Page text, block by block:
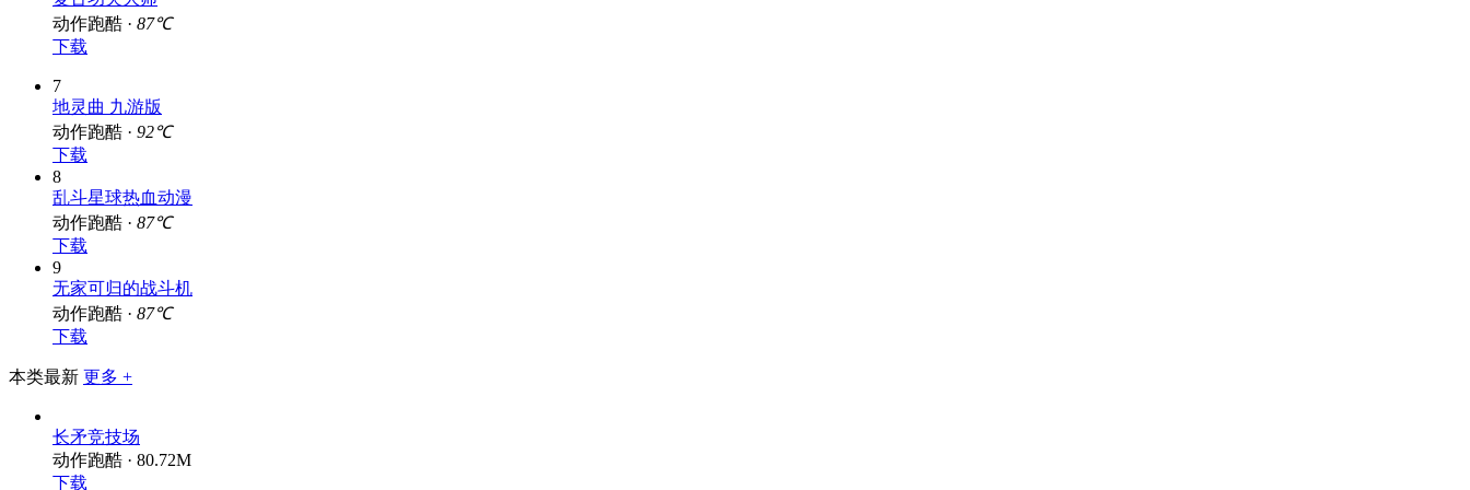
动作跑酷 · 87℃
下载
7
地灵曲 九游版
动作跑酷 · 92℃
下载
8
乱斗星球热血动漫
动作跑酷 · 87℃
下载
9
无家可归的战斗机
动作跑酷 · 87℃
下载
本类最新 更多 +
长矛竞技场
动作跑酷 · 80.72M
下载